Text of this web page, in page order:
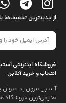
از جدیدترین تخفیف‌ها
فروشگاه اینترنتی
انتخاب و خرید آنلاین
آستین مزون به عنوان
قدیمی‌ترین فروشگاه